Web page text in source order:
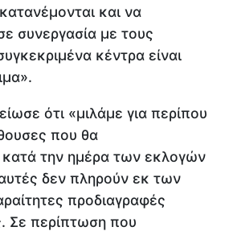
και να
συνεργασία με τους
κέντρα είναι
ότι «μιλάμε για περίπου
που θα
κατά την ημέρα των εκλογών
δεν πληρούν εκ των
προδιαγραφές
Σε περίπτωση που